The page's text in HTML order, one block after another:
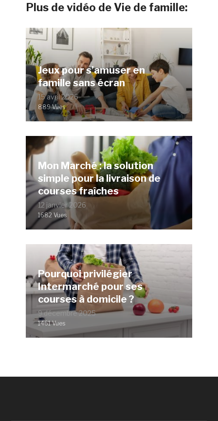
Plus de vidéo de Vie de famille:
Jeux pour s’amuser en
famille sans écran
15 avril 2026
889 Vues
Mon Marché : la solution
simple pour la livraison de
courses fraîches
12 janvier 2026
1682 Vues
Pourquoi privilégier
Intermarché pour ses
courses à domicile ?
9 décembre 2025
1461 Vues